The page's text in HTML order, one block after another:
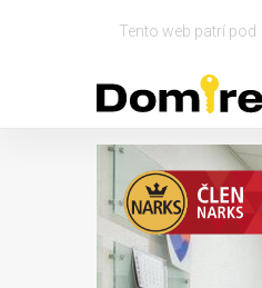
Tento web patrí pod